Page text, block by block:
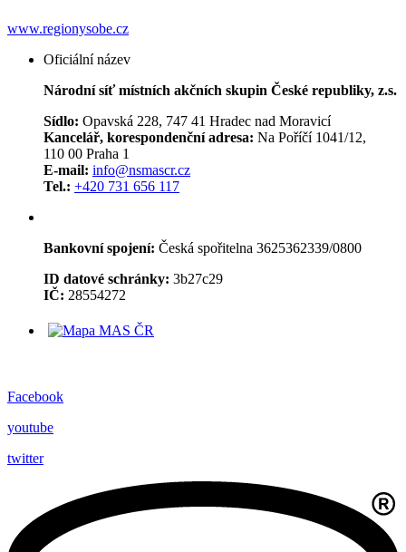
www.regionysobe.cz
Oficiální název
Národní síť místních akčních skupin České republiky, z.s.
Sídlo: Opavská 228, 747 41 Hradec nad Moravicí
Kancelář, korespondenční adresa: Na Poříčí 1041/12,
110 00 Praha 1
E-mail: info@nsmascr.cz
Tel.: +420 731 656 117
Bankovní spojení: Česká spořitelna 3625362339/0800
ID datové schránky: 3b27c29
IČ: 28554272
Facebook
youtube
twitter